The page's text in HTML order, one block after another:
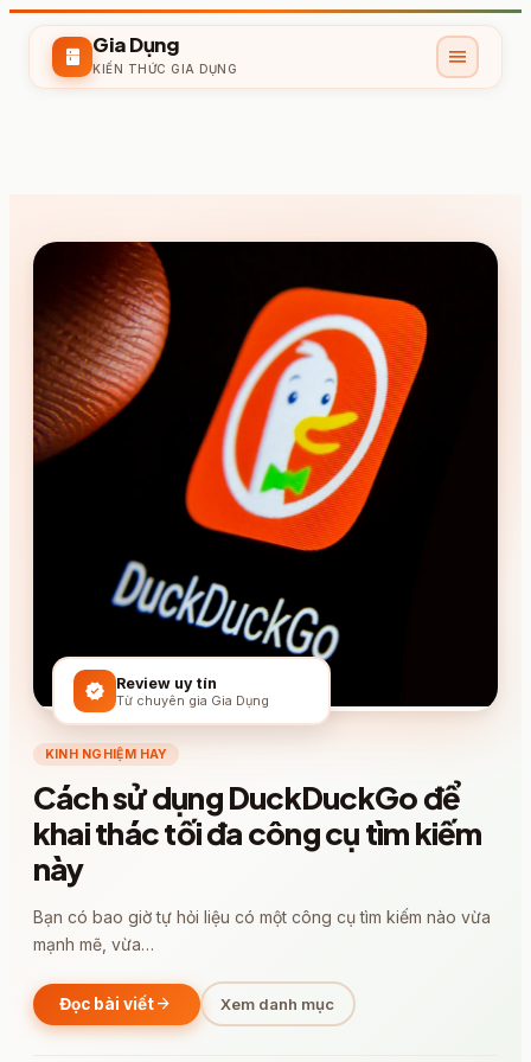
kitchen Gia Dụng
KIẾN THỨC GIA DỤNG menu
KINH NGHIỆM HAY
Cách sử dụng DuckDuckGo để
khai thác tối đa công cụ tìm kiếm
này
Bạn có bao giờ tự hỏi liệu có một công cụ tìm kiếm nào vừa
mạnh mẽ, vừa…
Đọc bài viếtarrow_forward Xem danh mục
verified Review uy tín
Từ chuyên gia Gia Dụng